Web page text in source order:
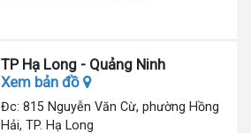
TP Hạ Long - Quảng Ninh
Xem bản đồ
Đc: 815 Nguyễn Văn Cừ, phường Hồng
Hải, TP. Hạ Long